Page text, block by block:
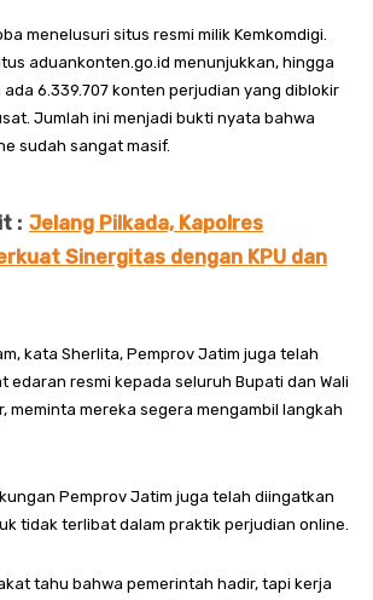
menelusuri situs resmi milik Kemkomdigi.
aduankonten.go.id menunjukkan, hingga
ada 6.339.707 konten perjudian yang diblokir
Jumlah ini menjadi bukti nyata bahwa
sudah sangat masif.
: Jelang Pilkada, Kapolres
Sinergitas dengan KPU dan
kata Sherlita, Pemprov Jatim juga telah
edaran resmi kepada seluruh Bupati dan Wali
meminta mereka segera mengambil langkah
Pemprov Jatim juga telah diingatkan
tidak terlibat dalam praktik perjudian online.
tahu bahwa pemerintah hadir, tapi kerja